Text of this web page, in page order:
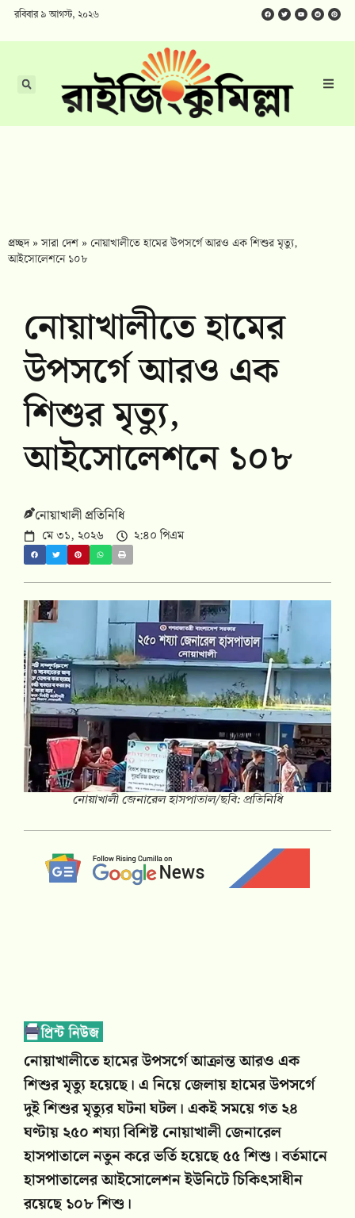
রবিবার ৯ আগস্ট, ২০২৬
প্রচ্ছদ»সারা দেশ » নোয়াখালীতে হামের উপসর্গে আরও এক শিশুর মৃত্যু,
আইসোলেশনে ১০৮
নোয়াখালীতে হামের
উপসর্গে আরও এক
শিশুর মৃত্যু,
আইসোলেশনে ১০৮
নোয়াখালী প্রতিনিধি
মে ৩১, ২০২৬ ২:৪০ পিএম
নোয়াখালী জেনারেল হাসপাতাল/ছবি: প্রতিনিধি
নোয়াখালীতে হামের উপসর্গে আক্রান্ত আরও এক
শিশুর মৃত্যু হয়েছে। এ নিয়ে জেলায় হামের উপসর্গে
দুই শিশুর মৃত্যুর ঘটনা ঘটল। একই সময়ে গত ২৪
ঘণ্টায় ২৫০ শয্যা বিশিষ্ট নোয়াখালী জেনারেল
হাসপাতালে নতুন করে ভর্তি হয়েছে ৫৫ শিশু। বর্তমানে
হাসপাতালের আইসোলেশন ইউনিটে চিকিৎসাধীন
রয়েছে ১০৮ শিশু।